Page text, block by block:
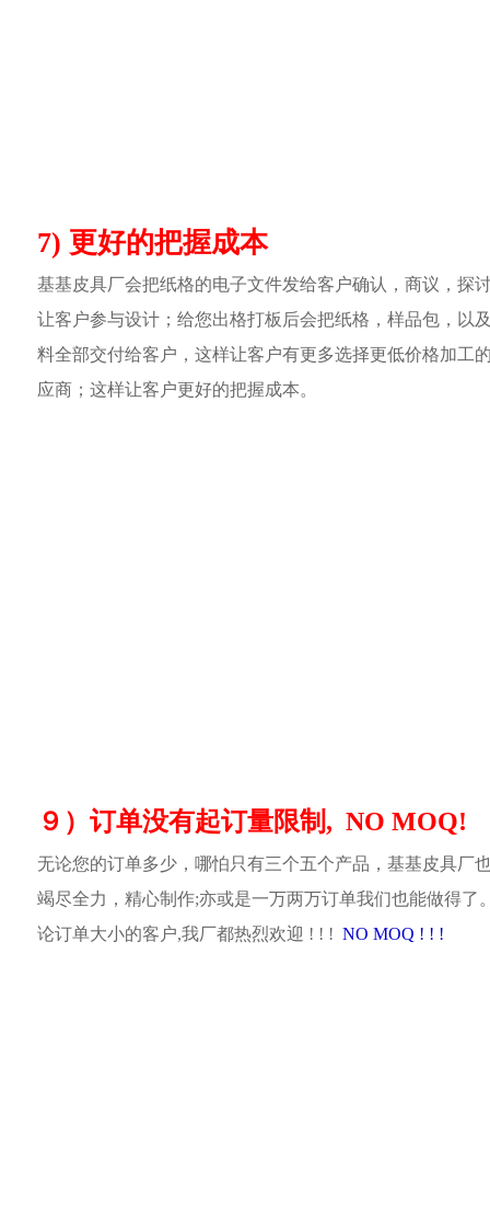
7) 更好的把握成本
基基皮具厂会把纸格的电子文件发给客户确认，商议，探
让客户参与设计；给您出格打板后会把纸格，样品包，以
料全部交付给客户，这样让客户有更多选择更低价格加工
应商；这样让客户更好的把握成本。
９）订单没有起订量限制, NO MOQ!
无论您的订单多少，哪怕只有三个五个产品，基基皮具厂
竭尽全力，精心制作;亦或是一万两万订单我们也能做得了
论订单大小的客户,我厂都热烈欢迎 ! ! ! NO MOQ ! ! !